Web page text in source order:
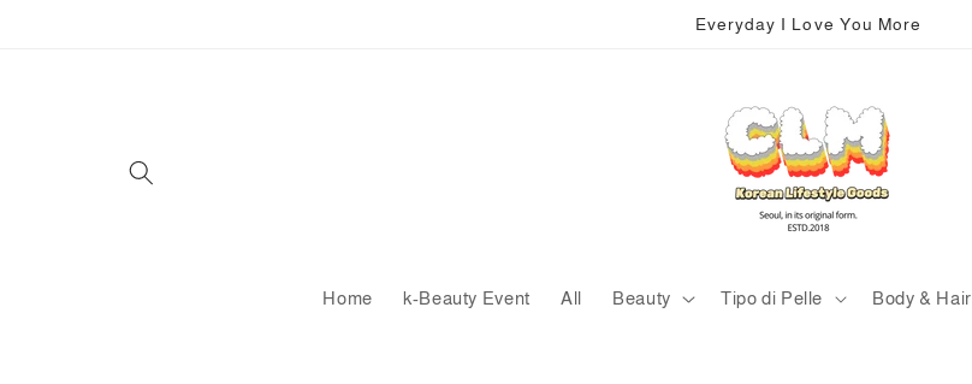
Everyday I Love You More
Home k-Beauty Event All Beauty Tipo di Pelle Body & Hair